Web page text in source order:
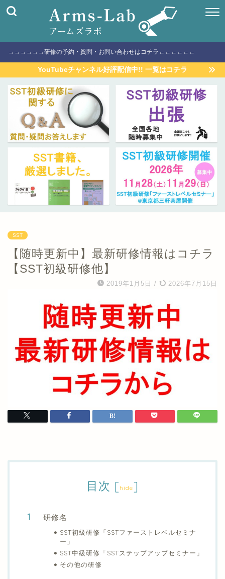
→→→→→→研修の予約・質問・お問い合わせはコチラ←←←←←←
YouTubeチャンネル好評配信中!! 一覧はコチラ
SST
【随時更新中】最新研修情報はコチラ
【SST初級研修他】
2019年1月5日 / 2026年7月15日
目次 [hide]
研修名
SST初級研修「SSTファーストレベルセミナ
ー」
SST中級研修「SSTステップアップセミナー」
その他の研修